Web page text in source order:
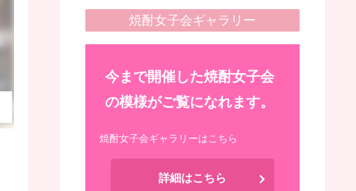
焼酎女子会ギャラリー
今まで開催した焼酎女子会
の模様がご覧になれます。
焼酎女子会ギャラリーはこちら
詳細はこちら